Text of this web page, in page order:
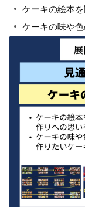
ケーキの絵本
ケーキの味や